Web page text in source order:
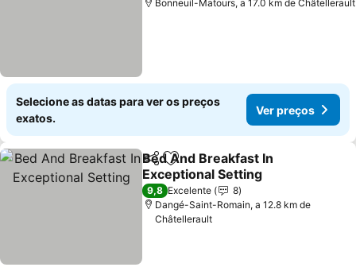
Bonneuil-Matours, a 17.0 km de Châtellerault
Selecione as datas para ver os preços
exatos.
Ver preços
PartilharAdicionar aos favoritos
Bed And Breakfast In
Exceptional Setting
9,8 Excelente
8
Dangé-Saint-Romain, a 12.8 km de
Châtellerault